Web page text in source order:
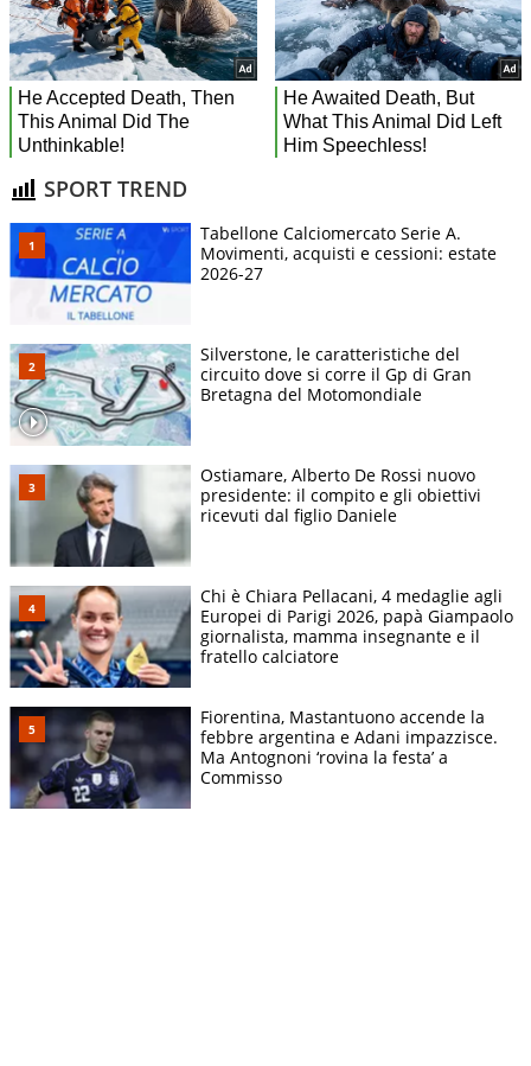
SPORT TREND
Tabellone Calciomercato Serie A.
Movimenti, acquisti e cessioni: estate
2026-27
Silverstone, le caratteristiche del
circuito dove si corre il Gp di Gran
Bretagna del Motomondiale
Ostiamare, Alberto De Rossi nuovo
presidente: il compito e gli obiettivi
ricevuti dal figlio Daniele
Chi è Chiara Pellacani, 4 medaglie agli
Europei di Parigi 2026, papà Giampaolo
giornalista, mamma insegnante e il
fratello calciatore
Fiorentina, Mastantuono accende la
febbre argentina e Adani impazzisce.
Ma Antognoni ‘rovina la festa’ a
Commisso